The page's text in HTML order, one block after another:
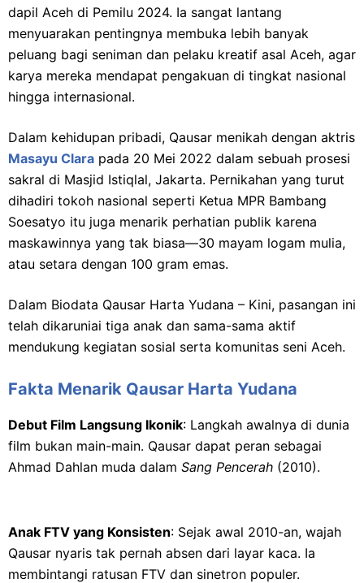
dapil Aceh di Pemilu 2024. Ia sangat lantang
menyuarakan pentingnya membuka lebih banyak
peluang bagi seniman dan pelaku kreatif asal Aceh, agar
karya mereka mendapat pengakuan di tingkat nasional
hingga internasional.
Dalam kehidupan pribadi, Qausar menikah dengan aktris
Masayu Clara pada 20 Mei 2022 dalam sebuah prosesi
sakral di Masjid Istiqlal, Jakarta. Pernikahan yang turut
dihadiri tokoh nasional seperti Ketua MPR Bambang
Soesatyo itu juga menarik perhatian publik karena
maskawinnya yang tak biasa—30 mayam logam mulia,
atau setara dengan 100 gram emas.
Dalam Biodata Qausar Harta Yudana – Kini, pasangan ini
telah dikaruniai tiga anak dan sama-sama aktif
mendukung kegiatan sosial serta komunitas seni Aceh.
Fakta Menarik Qausar Harta Yudana
Debut Film Langsung Ikonik: Langkah awalnya di dunia
film bukan main-main. Qausar dapat peran sebagai
Ahmad Dahlan muda dalam Sang Pencerah (2010).
Anak FTV yang Konsisten: Sejak awal 2010-an, wajah
Qausar nyaris tak pernah absen dari layar kaca. Ia
membintangi ratusan FTV dan sinetron populer.